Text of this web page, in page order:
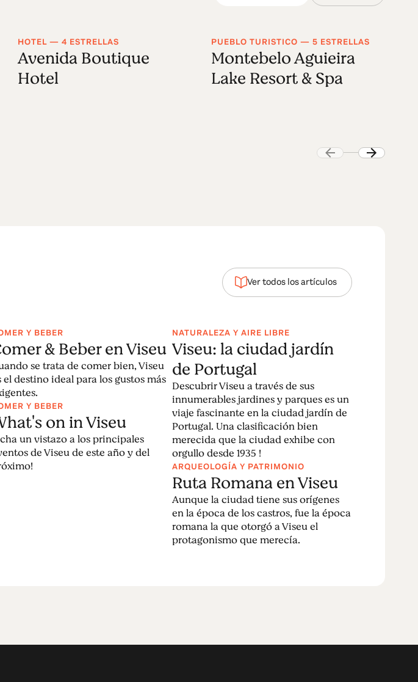
HOTEL — 4 ESTRELLAS
Avenida Boutique
Hotel
PUEBLO TURISTICO — 5 ESTRELLAS
Montebelo Aguieira
Lake Resort & Spa
Ver todos los artículos
Y BEBER
& Beber en Viseu
se trata de comer bien, Viseu
el destino ideal para los gustos más
Y BEBER
on in Viseu
un vistazo a los principales
de Viseu de este año y del
NATURALEZA Y AIRE LIBRE
Viseu: la ciudad jardín
de Portugal
Descubrir Viseu a través de sus
innumerables jardines y parques es un
viaje fascinante en la ciudad jardín de
Portugal. Una clasificación bien
merecida que la ciudad exhibe con
orgullo desde 1935 !
ARQUEOLOGÍA Y PATRIMONIO
Ruta Romana en Viseu
Aunque la ciudad tiene sus orígenes
en la época de los castros, fue la época
romana la que otorgó a Viseu el
protagonismo que merecía.